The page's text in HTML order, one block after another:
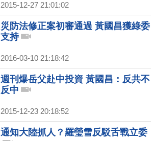
2015-12-27 21:01:02
災防法修正案初審通過 黃國昌獲綠委
支持
2016-03-10 21:18:42
週刊爆岳父赴中投資 黃國昌：反共不
反中
2015-12-23 20:18:52
通知大陸抓人？羅瑩雪反駁舌戰立委